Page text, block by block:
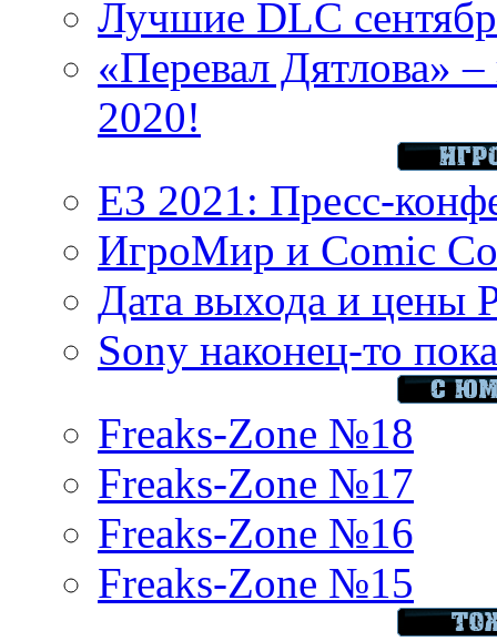
Лучшие DLC
«Перевал Дятлова»
2020!
E3 2021: Пресс-
ИгроМир и Comic
Дата выхода и цены
Sony наконец-то
Freaks-Zone №18
Freaks-Zone №17
Freaks-Zone №16
Freaks-Zone №15